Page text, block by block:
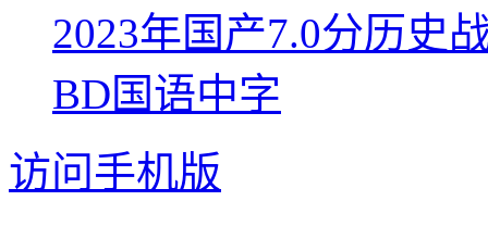
2023年国产7.0分历史
BD国语中字
访问手机版